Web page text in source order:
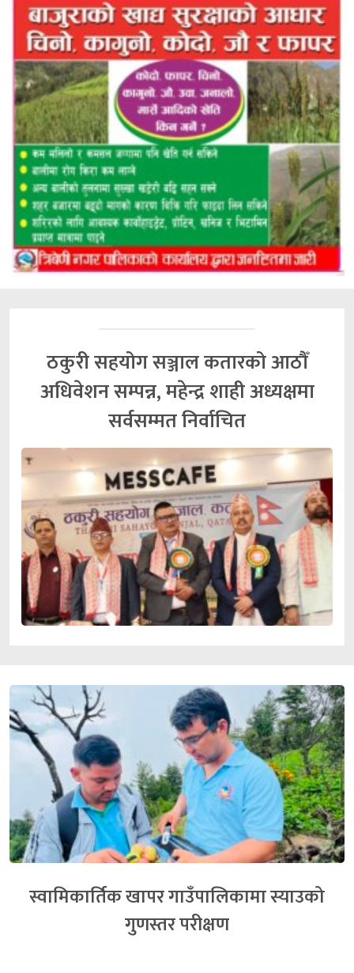
ठकुरी सहयोग सञ्जाल कतारको आठौँ
अधिवेशन सम्पन्न, महेन्द्र शाही अध्यक्षमा
सर्वसम्मत निर्वाचित
स्वामिकार्तिक खापर गाउँपालिकामा स्याउको
गुणस्तर परीक्षण